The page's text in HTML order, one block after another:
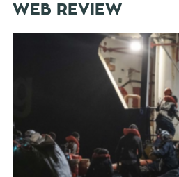
WEB REVIEW